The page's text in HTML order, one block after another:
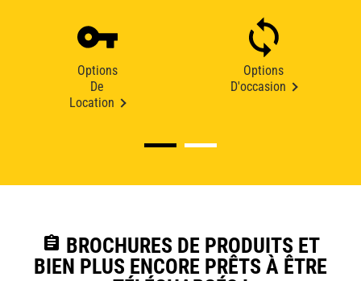
Options
De
Location
Options
D'occasion
assignment BROCHURES DE PRODUITS ET
BIEN PLUS ENCORE PRÊTS À ÊTRE